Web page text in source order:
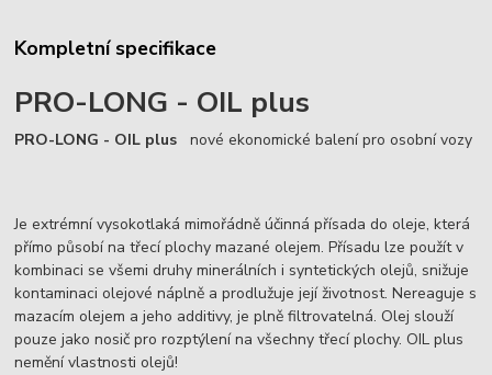
Kompletní specifikace
PRO-LONG - OIL plus
PRO-LONG - OIL plusnové ekonomické balení pro osobní vozy
Je extrémní vysokotlaká mimořádně účinná přísada do oleje, která
přímo působí na třecí plochy mazané olejem. Přísadu lze použít v
kombinaci se všemi druhy minerálních i syntetických olejů, snižuje
kontaminaci olejové náplně a prodlužuje její životnost. Nereaguje s
mazacím olejem a jeho additivy, je plně filtrovatelná. Olej slouží
pouze jako nosič pro rozptýlení na všechny třecí plochy. OIL plus
nemění vlastnosti olejů!